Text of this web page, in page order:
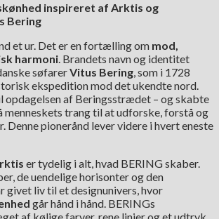
inspireret af Arktis og
Bering
et ur. Det er en fortælling om mod,
harmoni. Brandets navn og identitet
søfarerVitus Bering, som i 1728
ekspedition mod det ukendte nord.
opdagelsen af Beringsstrædet – og skabte
menneskets trang til at udforske, forstå og
Denne pionerånd lever videre i hvert eneste
er tydelig i alt, hvad BERING skaber.
de uendelige horisonter og den
givet liv til et designunivers, hvor
går hånd i hånd. BERINGs